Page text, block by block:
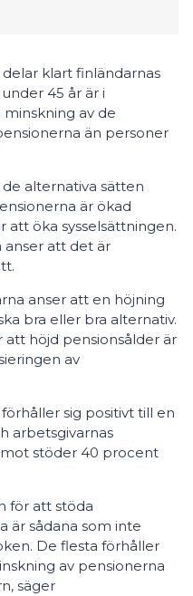
klart finländarnas
45 år är i
av de
än personer
alternativa sätten
är ökad
att öka sysselsättningen.
anser att det är
anser att en höjning
bra eller bra alternativ.
höjd pensionsålder är
av
sig positivt till en
arbetsgivarnas
stöder 40 procent
för att stöda
är sådana som inte
De flesta förhåller
av pensionerna
säger